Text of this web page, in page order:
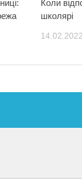
Коли
школярі